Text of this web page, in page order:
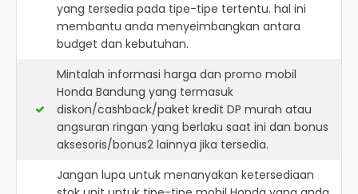
yang tersedia pada tipe-tipe tertentu. hal ini
membantu anda menyeimbangkan antara
budget dan kebutuhan.
Mintalah informasi harga dan promo mobil
Honda Bandung yang termasuk
diskon/cashback/paket kredit DP murah atau
angsuran ringan yang berlaku saat ini dan bonus
aksesoris/bonus2 lainnya jika tersedia.
Jangan lupa untuk menanyakan ketersediaan